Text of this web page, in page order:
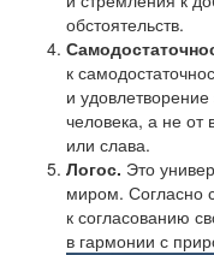
обстоятельств.
к
и удовлетворение
человека, а не от
или слава.
Логос. Это
миром. Согласно
к согласованию
в гармонии с